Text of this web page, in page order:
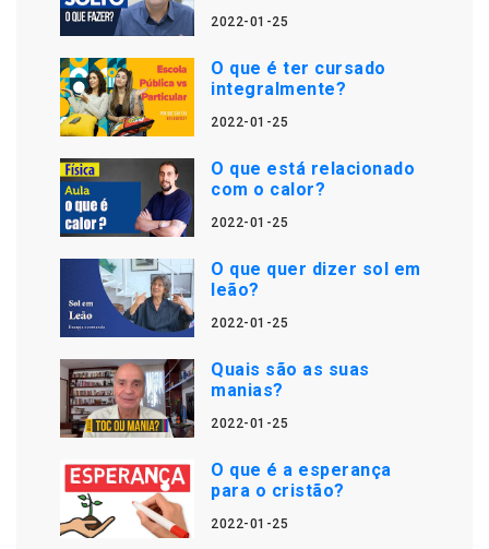
2022-01-25
O que é ter cursado
integralmente?
2022-01-25
O que está relacionado
com o calor?
2022-01-25
O que quer dizer sol em
leão?
2022-01-25
Quais são as suas
manias?
2022-01-25
O que é a esperança
para o cristão?
2022-01-25